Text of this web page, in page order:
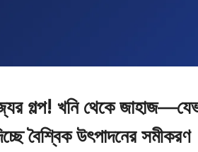
গল্প! খনি থেকে
বৈশ্বিক উৎপাদনের সমীকরণ